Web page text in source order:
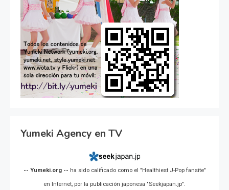
Yumeki Agency en TV
-- Yumeki.org -- ha sido calificado como el "Healthiest J-Pop fansite"
en Internet, por la publicación japonesa "Seekjapan.jp".